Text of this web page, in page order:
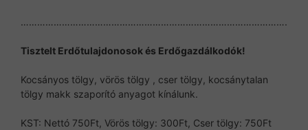
…………………………………………………………………………………….
Tisztelt Erdőtulajdonosok és Erdőgazdálkodók!
Kocsányos tölgy, vörös tölgy , cser tölgy, kocsánytalan
tölgy makk szaporító anyagot kínálunk.
KST: Nettó 750Ft, Vörös tölgy: 300Ft, Cser tölgy: 750Ft